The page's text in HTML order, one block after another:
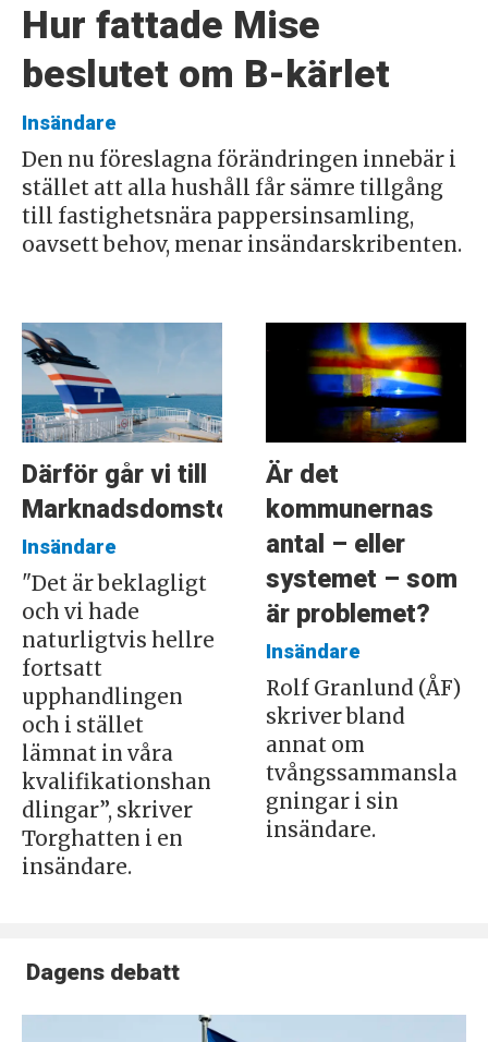
Hur fattade Mise
beslutet om B-kärlet
Insändare
Den nu föreslagna förändringen innebär i
stället att alla hushåll får sämre tillgång
till fastighetsnära pappersinsamling,
oavsett behov, menar insändarskribenten.
Därför går vi till
Marknadsdomstolen
Insändare
"Det är beklagligt
och vi hade
naturligtvis hellre
fortsatt
upphandlingen
och i stället
lämnat in våra
kvalifikationshan
dlingar”, skriver
Torghatten i en
insändare.
Är det
kommunernas
antal – eller
systemet – som
är problemet?
Insändare
Rolf Granlund (ÅF)
skriver bland
annat om
tvångssammansla
gningar i sin
insändare.
Dagens debatt